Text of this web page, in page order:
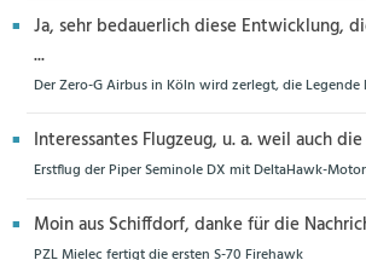
Ja, sehr bedauerlich diese Entwicklung,
...
Der Zero-G Airbus in Köln wird zerlegt, die
Interessantes Flugzeug, u. a. weil auch
Erstflug der Piper Seminole DX mit DeltaHawk-
Moin aus Schiffdorf, danke für die